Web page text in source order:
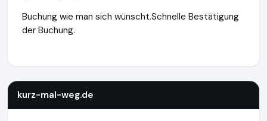
Buchung wie man sich wünscht.Schnelle Bestätigung
der Buchung.
kurz-mal-weg.de